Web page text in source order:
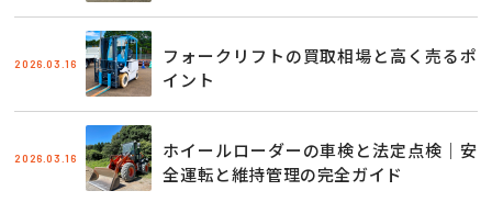
2026.03.16
フォークリフトの買取相場と高く売るポ
イント
2026.03.16
ホイールローダーの車検と法定点検｜安
全運転と維持管理の完全ガイド